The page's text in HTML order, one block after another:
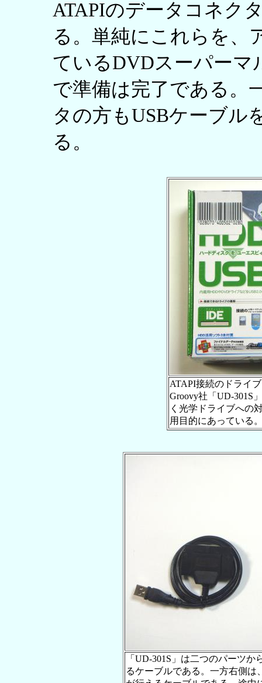
ATAPIのデータコネク
る。単純にこれらを、
ているDVDスーパーマ
で準備は完了である。
タの方もUSBケーブル
る。
ATAPI接続のドライ
Groovy社「UD-301S
く光学ドライブへの
用目的にあっている
「UD-301S」は二つのパーツ
るケーブルである。一方右側は